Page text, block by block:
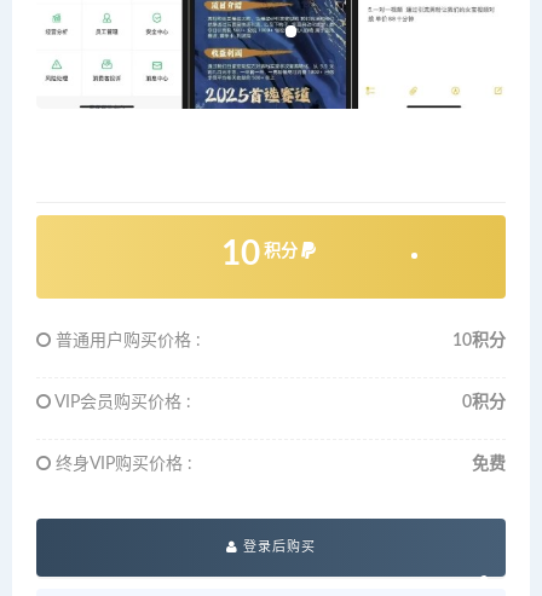
10 积分
普通用户购买价格 : 10积分
VIP会员购买价格 : 0积分
终身VIP购买价格 : 免费
登录后购买